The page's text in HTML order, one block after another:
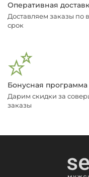
Оперативная
Доставляем заказы по
срок
Бонусная программа
Дарим скидки за
заказы